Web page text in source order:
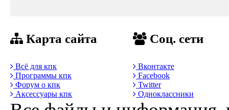
Карта сайта
Всё для кпк
Программы кпк
Форум о кпк
Аксессуары кпк
Соц. сети
Вконтакте
Facebook
Twitter
Одноклассники